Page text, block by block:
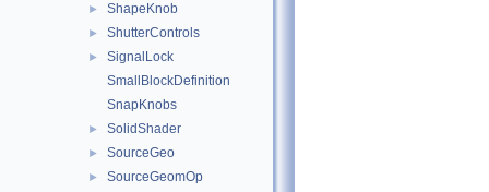
► ShapeKnob
► ShutterControls
►
SignalLock
SmallBlockDefinition
SnapKnobs
► SolidShader
► SourceGeo
►
SourceGeomOp